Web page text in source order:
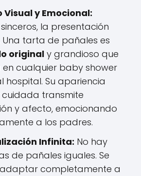
y Emocional:
la presentación
tarta de pañales es
original y grandioso que
cualquier baby shower
hospital. Su apariencia
cuidada transmite
y afecto, emocionando
a los padres.
Infinita: No hay
de pañales iguales. Se
completamente a